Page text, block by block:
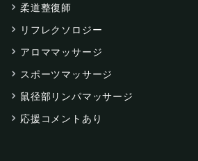
柔道整復師
リフレクソロジー
アロママッサージ
スポーツマッサージ
鼠径部リンパマッサージ
応援コメントあり